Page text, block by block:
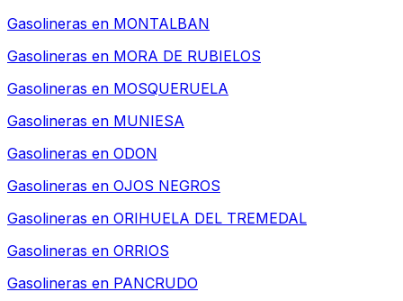
Gasolineras en MONTALBAN
Gasolineras en MORA DE RUBIELOS
Gasolineras en MOSQUERUELA
Gasolineras en MUNIESA
Gasolineras en ODON
Gasolineras en OJOS NEGROS
Gasolineras en ORIHUELA DEL TREMEDAL
Gasolineras en ORRIOS
Gasolineras en PANCRUDO